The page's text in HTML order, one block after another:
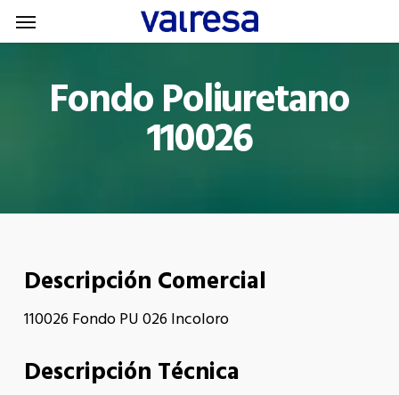
Skip
to
Menu
Fondo Poliuretano
110026
Descripción Comercial
110026 Fondo PU 026 Incoloro
Descripción Técnica
Menu